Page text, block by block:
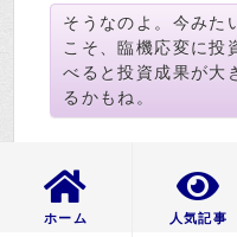
そうなのよ。今みた
こそ、臨機応変に投
べると投資成果が大
るかもね。
ホーム 人気記事